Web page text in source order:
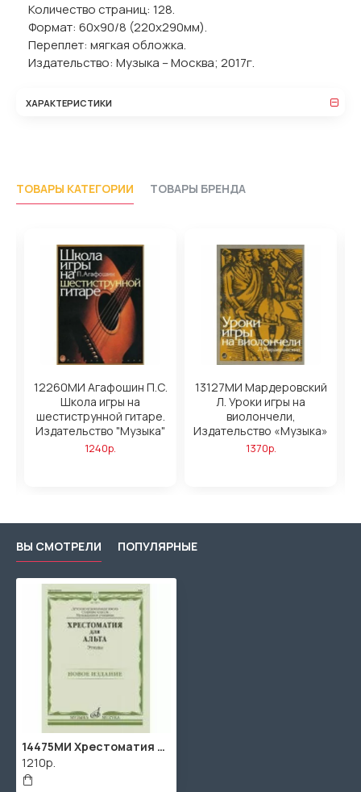
Количество страниц: 128.
Формат: 60x90/8 (220х290мм).
Переплет: мягкая обложка.
Издательство: Музыка – Москва; 2017г.
ХАРАКТЕРИСТИКИ
ТОВАРЫ КАТЕГОРИИ ТОВАРЫ БРЕНДА
12260МИ Агафошин П.С.
Школа игры на
шестиструнной гитаре.
Издательство "Музыка"
1240р.
13127МИ Мардеровский
Л. Уроки игры на
виолончели,
Издательство «Музыка»
1370р.
ВЫ СМОТРЕЛИ ПОПУЛЯРНЫЕ
14475МИ Хрестоматия для альта. Этюды, издательство "Музыка"
1210р.